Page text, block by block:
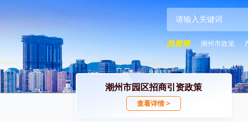
潮州市政策
潮州市园区招商引资政策
查看详情 >